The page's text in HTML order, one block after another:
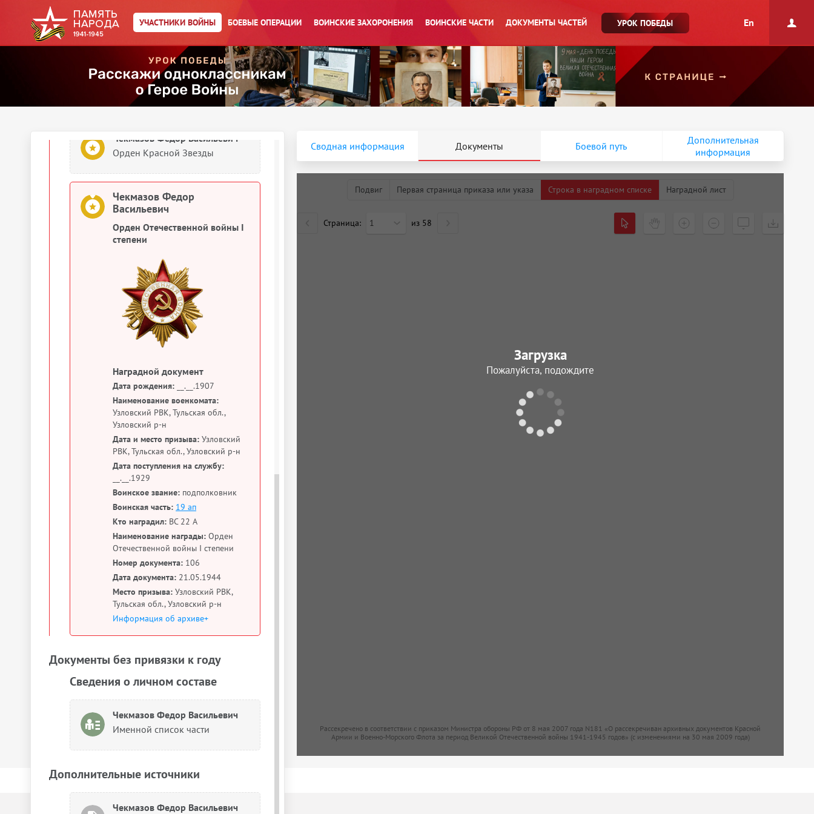
УЧАСТНИКИ ВОЙНЫ БОЕВЫЕ ОПЕРАЦИИ ВОИНСКИЕ ЗАХОРОНЕНИЯ ВОИНСКИЕ ЧАСТИ ДОКУМЕНТЫ ЧАСТЕЙ УРОК ПОБЕДЫ En
1944
Документы о награждении
Чекмазов Федор Васильевич
Орден Отечественной войны I
степени
Чекмазов Федор Васильевич
Орден Красной Звезды
Чекмазов Федор
Васильевич
Орден Отечественной войны I
степени
Наградной документ
Дата рождения: __.__.1907
Наименование военкомата:
Узловский РВК, Тульская обл.,
Узловский р-н
Дата и место призыва: Узловский
РВК, Тульская обл., Узловский р-н
Дата поступления на службу:
__.__.1929
Воинское звание: подполковник
Воинская часть: 19 ап
Кто наградил: ВС 22 А
Наименование награды: Орден
Отечественной войны I степени
Номер документа: 106
Дата документа: 21.05.1944
Место призыва: Узловский РВК,
Тульская обл., Узловский р-н
Информация об архиве+
Документы без привязки к году
Сведения о личном составе
Чекмазов Федор Васильевич
Именной список части
Дополнительные источники
Чекмазов Федор Васильевич
Сводная информация Документы Боевой путь
Дополнительная
информация
Подвиг Первая страница приказа или указа Строка в наградном списке Наградной лист
Страница: 1 из 58
Рассекречено в соответствии с приказом Министра обороны РФ от 8 мая 2007 года N181 «О рассекречиван архивных документов Красной
Армии и Военно-Морского Флота за период Великой Отечественной войны 1941-1945 годов» (с изменениями на 30 мая 2009 года)
Загрузка
Пожалуйста, подождите